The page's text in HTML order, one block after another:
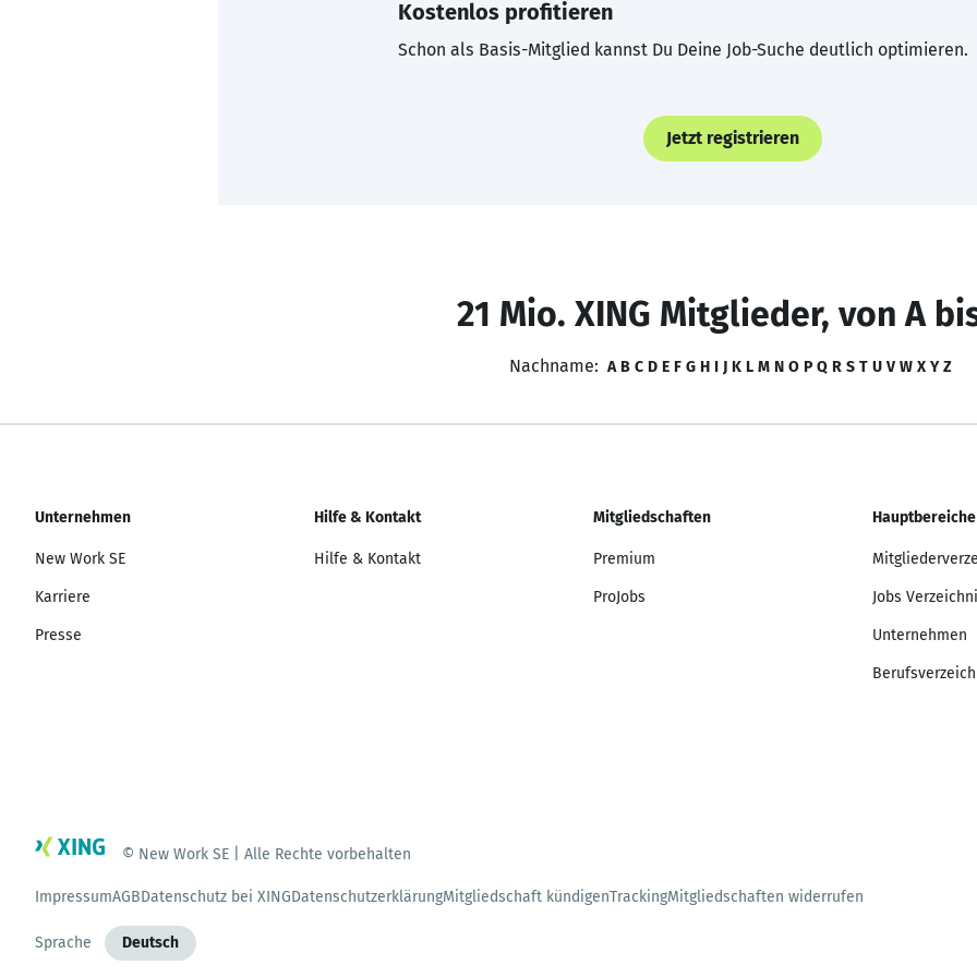
Kostenlos profitieren
Schon als Basis-Mitglied kannst Du Deine Job-Suche deutlich optimieren.
Jetzt registrieren
21 Mio. XING Mitglieder, von A
Nachname: A B C D E F G H I J K L M N O P Q R S T U V W X Y Z
Unternehmen
New Work SE
Karriere
Presse
Hilfe & Kontakt
Hilfe & Kontakt
Mitgliedschaften
Premium
ProJobs
Hauptbereiche
Jobs
Unternehmen
© New Work SE | Alle Rechte vorbehalten
ImpressumAGBDatenschutz bei XINGDatenschutzerklärungMitgliedschaft kündigenTrackingMitgliedschaften widerrufen
Sprache Deutsch